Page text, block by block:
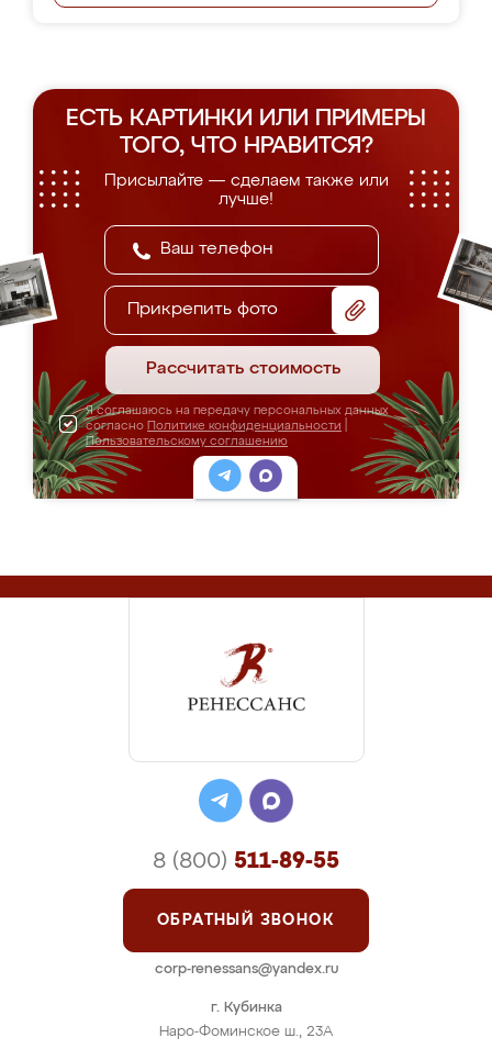
ЕСТЬ КАРТИНКИ ИЛИ ПРИМЕРЫ
ТОГО, ЧТО НРАВИТСЯ?
Присылайте — сделаем также или
лучше!
Прикрепить фото
Рассчитать стоимость
Я соглашаюсь на передачу персональных данных
согласно Политике конфиденциальности
Пользовательскому соглашению
г. Кубинка
Наро-Фоминское ш., 23А
8 (800) 511-89-55
ОБРАТНЫЙ ЗВОНОК
corp-renessans@yandex.ru